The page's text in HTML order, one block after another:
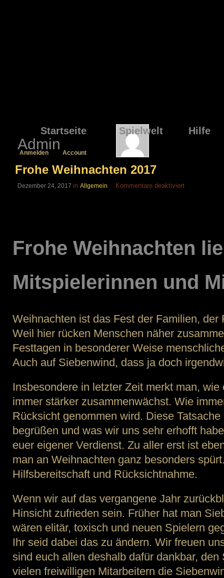
Startseite Spielwelt Hilfe
Admin
Anmelden Account
Frohe Weihnachten 2017
Dezember 24, 2017 in Allgemein Kommentare deaktiviertfür
Frohe Weihnachten
Mitspielerinnen und
Weihnachten ist das Fest der Familien, der
Weil hier rücken Menschen näher
Festtagen in besonderer Weise
Auch auf Siebenwind, dass ja doch
Insbesondere in letzter Zeit merkt man,
immer stärker zusammenwächst. Wie
Rücksicht genommen wird. Diese
begrüßen und was wir uns sehr erhofft
euer eigener Verdienst. Zu aller erst ist
man an Weihnachten ganz besonders
Hilfsbereitschaft und Rücksichtnahme.
Wenn wir auf das vergangene Jahr
Hinsicht zufrieden sein. Früher hat man
wären elitär, toxisch und neuen Spielern
Ihr seid dabei das zu ändern. Wir freuen
sind euch allen deshalb dafür dankbar,
vielen freiwilligen Mitarbeitern die